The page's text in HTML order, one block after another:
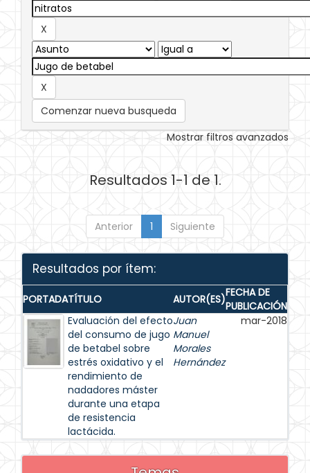
Comenzar nueva busqueda
Mostrar filtros avanzados
Resultados 1-1 de 1.
Anterior 1 Siguiente
Resultados por ítem:
PORTADATÍTULO AUTOR(ES)FECHA DE
PUBLICACIÓN
Evaluación del efecto
del consumo de jugo
de betabel sobre
estrés oxidativo y el
rendimiento de
nadadores máster
durante una etapa
de resistencia
lactácida.
Juan
Manuel
Morales
Hernández
mar-2018